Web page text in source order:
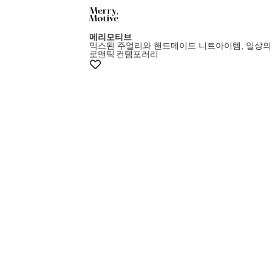
메리모티브
믹스된 주얼리와 핸드메이드 니트아이템, 일상
로맨틱 컨템포러리